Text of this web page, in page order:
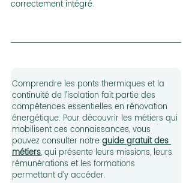
correctement intégré.
Comprendre les ponts thermiques et la
continuité de l’isolation fait partie des
compétences essentielles en rénovation
énergétique. Pour découvrir les métiers qui
mobilisent ces connaissances, vous
pouvez consulter notre guide gratuit des
métiers, qui présente leurs missions, leurs
rémunérations et les formations
permettant d’y accéder.